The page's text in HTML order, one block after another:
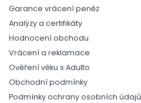
Garance vrácení peněz
Analýzy a certifikáty
Hodnocení obchodu
Vrácení a reklamace
Ověření věku s Adulto
Obchodní podmínky
Podmínky ochrany osobních údajů